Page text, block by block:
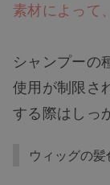
素材によって
シャンプーの
使用が制限さ
する際はしっ
ウィッグの